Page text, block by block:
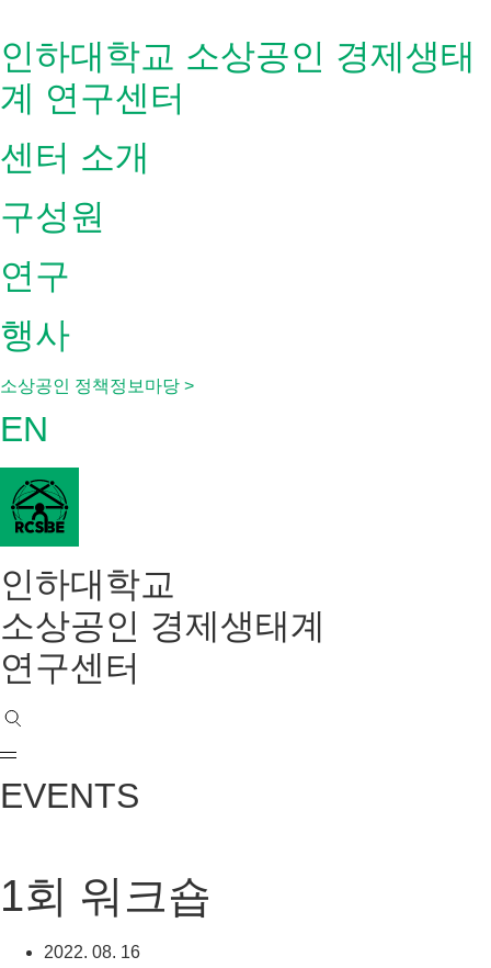
content
인하대학교 소상공인 경제생태
계 연구센터
센터 소개
구성원
연구
행사
소상공인 정책정보마당 >
EN
인하대학교
소상공인 경제생태계
연구센터
EVENTS
1회 워크숍
2022. 08. 16